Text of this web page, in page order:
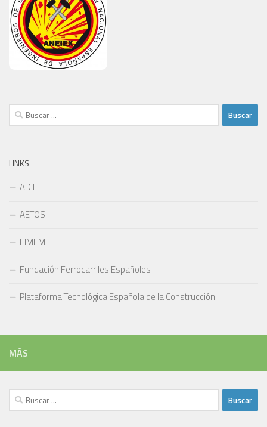
Buscar:
LINKS
ADIF
AETOS
EIMEM
Fundación Ferrocarriles Españoles
Plataforma Tecnológica Española de la Construcción
MÁS
Buscar: